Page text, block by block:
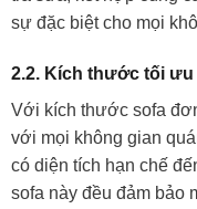
sự đặc biệt cho mọi
2.2. Kích thước tối
Với kích thước sofa
với mọi không gian
có diện tích hạn chế
sofa này đều đảm bảo